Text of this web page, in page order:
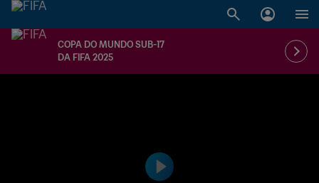
COPA DO MUNDO SUB-17
DA FIFA 2025